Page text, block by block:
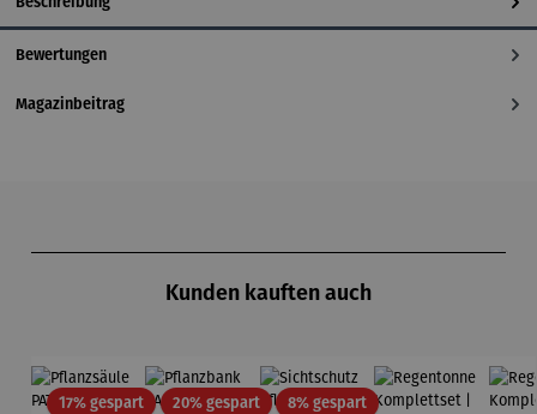
Bewertungen
Magazinbeitrag
Kunden kauften auch
17% gespartRabatt20% gespartRabatt8% gespartRabatt